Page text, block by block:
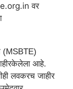
वर
(MSBTE)
आहे.
लवकरच जाहीर